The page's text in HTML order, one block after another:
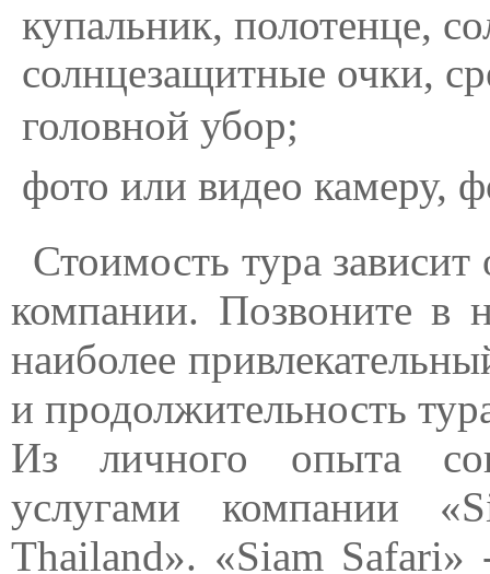
купальник, полотенце,
солнцезащитные очки,
головной убор;
фото или видео камеру,
Стоимость тура
компании. Позвоните в
наиболее
и продолжительность
Из личного опыта
услугами компании
Thailand». «Siam Safari»